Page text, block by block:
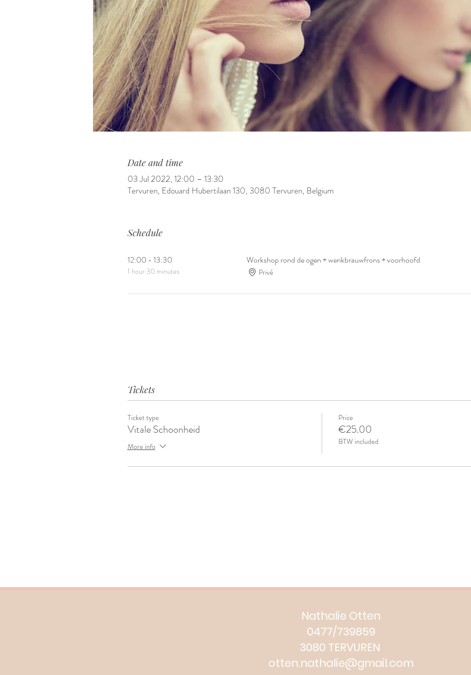
Date and time
03 Jul 2022, 12:00 – 13:30
Tervuren, Edouard Hubertilaan 130, 3080 Tervuren, Belgium
Schedule
12:00 - 13:30
1 hour 30 minutes
Workshop rond de ogen + wenkbrauwfrons + voorhoofd
Privé
Tickets
Ticket type
Vitale Schoonheid
More info
Price
€25.00
BTW included
Nathalie Otten
0477/739859
3080 TERVUREN
otten.nathalie@gmail.com